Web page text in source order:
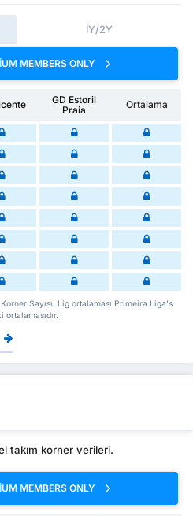
İY/2Y
MEMBERS ONLY
GD Estoril
Praia
Ortalama
Sayısı. Lig ortalaması Primeira Liga's
takım korner verileri.
MEMBERS ONLY